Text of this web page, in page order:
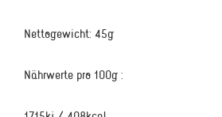
Nettogewicht: 45g
Nährwerte pro 100g :